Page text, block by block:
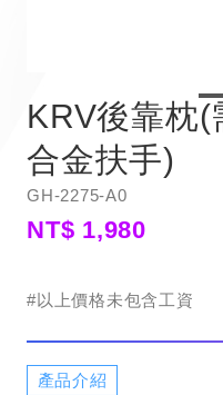
KRV後靠枕(
合金扶手)
GH-2275-A0
NT$ 1,980
#以上價格未包含工資
產品介紹